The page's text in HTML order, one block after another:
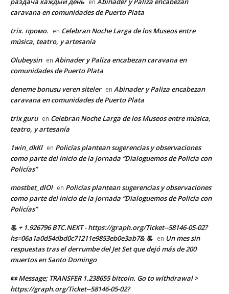
caravana en comunidades de Puerto Plata
trix. промо. en Celebran Noche Larga de los Museos entre
música, teatro, y artesanía
Olubeysin en Abinader y Paliza encabezan caravana en
comunidades de Puerto Plata
deneme bonusu veren siteler en Abinader y Paliza encabezan
caravana en comunidades de Puerto Plata
trix guru en Celebran Noche Larga de los Museos entre música,
teatro, y artesanía
1win_dkKl en Policías plantean sugerencias y observaciones
como parte del inicio de la jornada “Dialoguemos de Policía con
Policías”
mostbet_dlOl en Policías plantean sugerencias y observaciones
como parte del inicio de la jornada “Dialoguemos de Policía con
Policías”
📃 + 1.926796 BTC.NEXT - https://graph.org/Ticket--58146-05-02?
hs=06a1a0d54dbd0c71211e9853eb0e3ab7& 📃 en Un mes sin
respuestas tras el derrumbe del Jet Set que dejó más de 200
muertos en Santo Domingo
📜 Message; TRANSFER 1.238655 bitcoin. Go to withdrawal >
https://graph.org/Ticket--58146-05-02?